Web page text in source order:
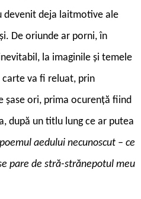
devenit deja laitmotive ale
De oriunde ar porni, în
la imaginile și temele
carte va fi reluat, prin
șase ori, prima ocurență fiind
după un titlu lung ce ar putea
poemul aedului necunoscut – ce
pare de stră-strănepotul meu